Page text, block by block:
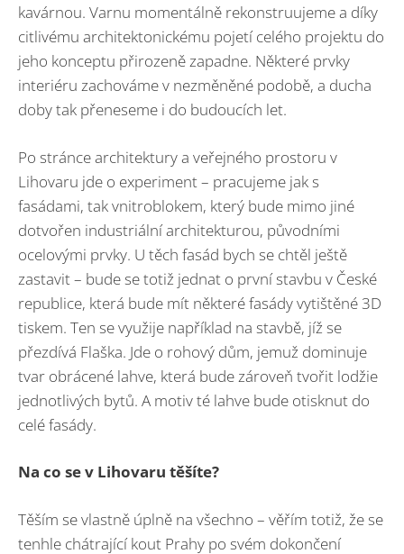
kavárnou. Varnu momentálně rekonstruujeme a díky
citlivému architektonickému pojetí celého projektu do
jeho konceptu přirozeně zapadne. Některé prvky
interiéru zachováme v nezměněné podobě, a ducha
doby tak přeneseme i do budoucích let.
Po stránce architektury a veřejného prostoru v
Lihovaru jde o experiment – pracujeme jak s
fasádami, tak vnitroblokem, který bude mimo jiné
dotvořen industriální architekturou, původními
ocelovými prvky. U těch fasád bych se chtěl ještě
zastavit – bude se totiž jednat o první stavbu v České
republice, která bude mít některé fasády vytištěné 3D
tiskem. Ten se využije například na stavbě, jíž se
přezdívá Flaška. Jde o rohový dům, jemuž dominuje
tvar obrácené lahve, která bude zároveň tvořit lodžie
jednotlivých bytů. A motiv té lahve bude otisknut do
celé fasády.
Na co se v Lihovaru těšíte?
Těším se vlastně úplně na všechno – věřím totiž, že se
tenhle chátrající kout Prahy po svém dokončení